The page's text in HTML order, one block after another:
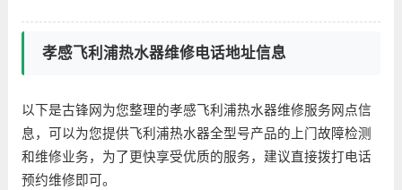
孝感飞利浦热水器维修电话地址信息
以下是古锋网为您整理的孝感飞利浦热水器维修服务网点信
息，可以为您提供飞利浦热水器全型号产品的上门故障检测
和维修业务，为了更快享受优质的服务，建议直接拨打电话
预约维修即可。